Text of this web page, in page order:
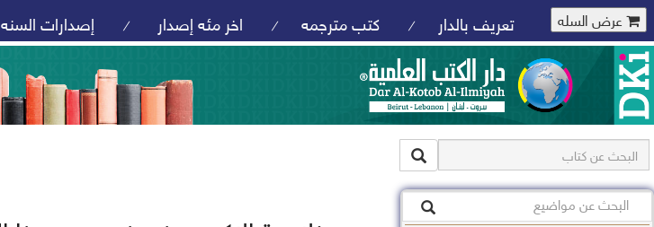
عرض السله تعريف بالدار / كتب مترجمه / اخر مئه إصدار / إصدارات السنه